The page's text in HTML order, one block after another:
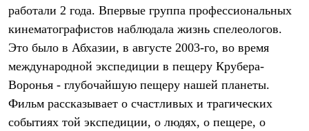
Брюки
Флисовая одежда
Куртки
Брюки
Термобелье
Теплое термобелье
Среднее термобелье
Легкое термобелье
Лёгкая одежда
работали 2 года. Впервые группа профессиональных
кинематографистов наблюдала жизнь спелеологов.
Это было в Абхазии, в августе 2003-го, во время
международной экспедиции в пещеру Крубера-
Воронья - глубочайшую пещеру нашей планеты.
Фильм рассказывает о счастливых и трагических
событиях той экспедиции, о людях, о пещере, о